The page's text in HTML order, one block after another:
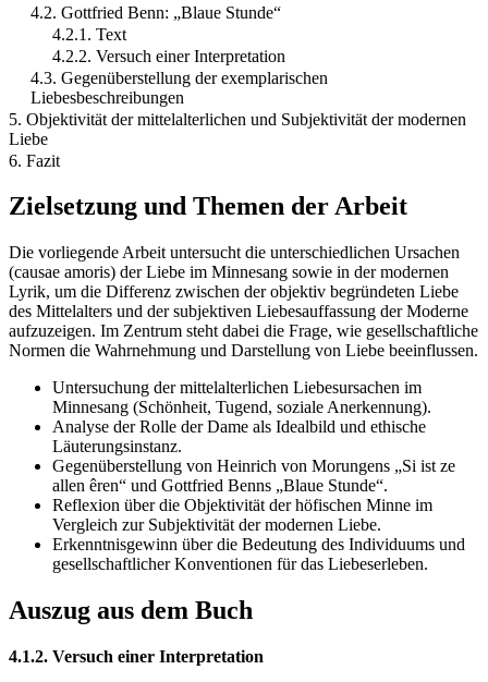
4.2. Gottfried Benn: „Blaue Stunde“
4.2.1. Text
4.2.2. Versuch einer Interpretation
4.3. Gegenüberstellung der exemplarischen
Liebesbeschreibungen
5. Objektivität der mittelalterlichen und Subjektivität der modernen
Liebe
6. Fazit
Zielsetzung und Themen der Arbeit
Die vorliegende Arbeit untersucht die unterschiedlichen Ursachen
(causae amoris) der Liebe im Minnesang sowie in der modernen
Lyrik, um die Differenz zwischen der objektiv begründeten Liebe
des Mittelalters und der subjektiven Liebesauffassung der Moderne
aufzuzeigen. Im Zentrum steht dabei die Frage, wie gesellschaftliche
Normen die Wahrnehmung und Darstellung von Liebe beeinflussen.
Untersuchung der mittelalterlichen Liebesursachen im
Minnesang (Schönheit, Tugend, soziale Anerkennung).
Analyse der Rolle der Dame als Idealbild und ethische
Läuterungsinstanz.
Gegenüberstellung von Heinrich von Morungens „Si ist ze
allen êren“ und Gottfried Benns „Blaue Stunde“.
Reflexion über die Objektivität der höfischen Minne im
Vergleich zur Subjektivität der modernen Liebe.
Erkenntnisgewinn über die Bedeutung des Individuums und
gesellschaftlicher Konventionen für das Liebeserleben.
Auszug aus dem Buch
4.1.2. Versuch einer Interpretation